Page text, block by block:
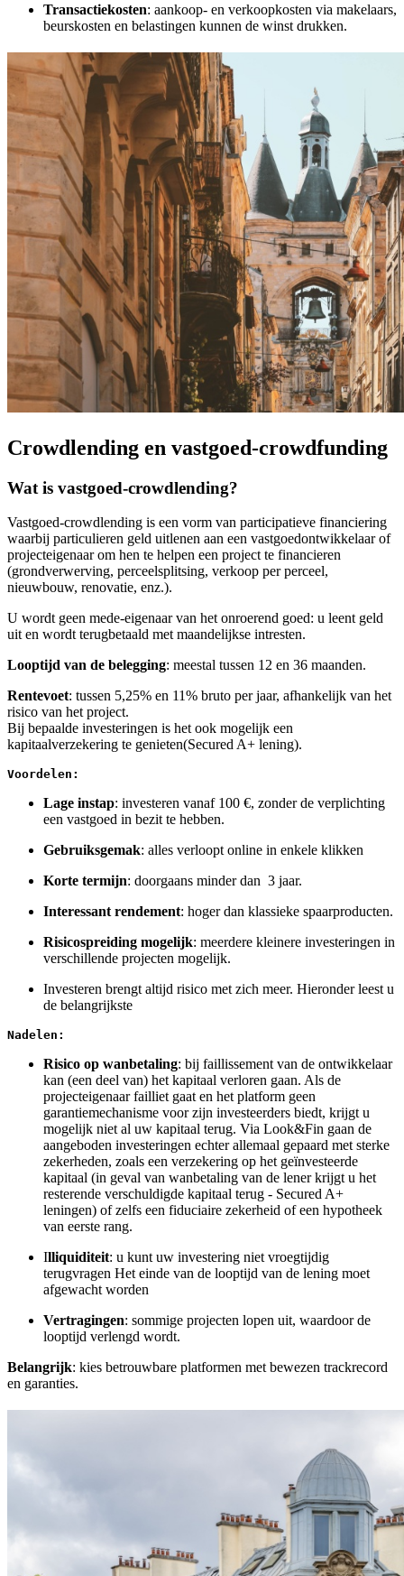
Transactiekosten: aankoop- en verkoopkosten via makelaars,
beurskosten en belastingen kunnen de winst drukken.
Crowdlending en vastgoed-crowdfunding
Wat is vastgoed-crowdlending?
Vastgoed-crowdlending is een vorm van participatieve financiering
waarbij particulieren geld uitlenen aan een vastgoedontwikkelaar of
projecteigenaar om hen te helpen een project te financieren
(grondverwerving, perceelsplitsing, verkoop per perceel,
nieuwbouw, renovatie, enz.).
U wordt geen mede-eigenaar van het onroerend goed: u leent geld
uit en wordt terugbetaald met maandelijkse intresten.
Looptijd van de belegging: meestal tussen 12 en 36 maanden.
Rentevoet: tussen 5,25% en 11% bruto per jaar, afhankelijk van het
risico van het project.
Bij bepaalde investeringen is het ook mogelijk een
kapitaalverzekering te genieten(Secured A+ lening).
Voordelen:
Lage instap: investeren vanaf 100 €, zonder de verplichting
een vastgoed in bezit te hebben.
Gebruiksgemak: alles verloopt online in enkele klikken
Korte termijn: doorgaans minder dan 3 jaar.
Interessant rendement: hoger dan klassieke spaarproducten.
Risicospreiding mogelijk: meerdere kleinere investeringen in
verschillende projecten mogelijk.
Investeren brengt altijd risico met zich meer. Hieronder leest u
de belangrijkste
Nadelen:
Risico op wanbetaling: bij faillissement van de ontwikkelaar
kan (een deel van) het kapitaal verloren gaan. Als de
projecteigenaar failliet gaat en het platform geen
garantiemechanisme voor zijn investeerders biedt, krijgt u
mogelijk niet al uw kapitaal terug. Via Look&Fin gaan de
aangeboden investeringen echter allemaal gepaard met sterke
zekerheden, zoals een verzekering op het geïnvesteerde
kapitaal (in geval van wanbetaling van de lener krijgt u het
resterende verschuldigde kapitaal terug - Secured A+
leningen) of zelfs een fiduciaire zekerheid of een hypotheek
van eerste rang.
Illiquiditeit: u kunt uw investering niet vroegtijdig
terugvragen Het einde van de looptijd van de lening moet
afgewacht worden
Vertragingen: sommige projecten lopen uit, waardoor de
looptijd verlengd wordt.
Belangrijk: kies betrouwbare platformen met bewezen trackrecord
en garanties.